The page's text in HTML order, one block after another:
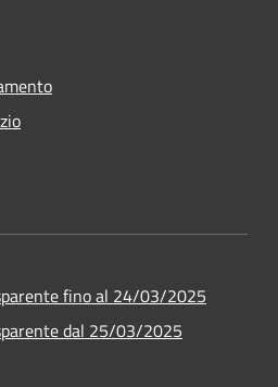
fino al 24/03/2025
dal 25/03/2025